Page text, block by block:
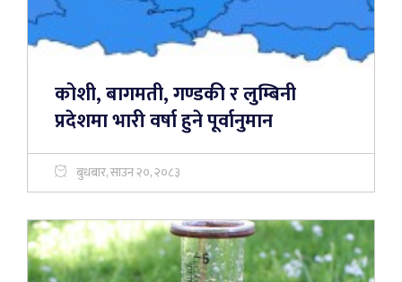
कोशी, बागमती, गण्डकी र लुम्बिनी
प्रदेशमा भारी वर्षा हुने पूर्वानुमान
बुधबार, साउन २०, २०८३